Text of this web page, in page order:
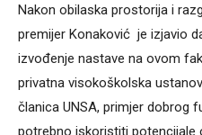
Nakon obilaska prostorija i
premijer Konaković je izjavio
izvođenje nastave na ovom
privatna visokoškolska
članica UNSA, primjer dobrog
potrebno iskoristiti